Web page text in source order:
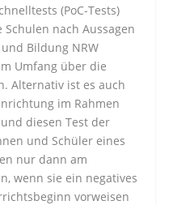
(PoC-Tests)
nach Aussagen
Bildung NRW
Umfang über die
Alternativ ist es auch
im Rahmen
diesen Test der
und Schüler eines
nur dann am
wenn sie ein negatives
vorweisen